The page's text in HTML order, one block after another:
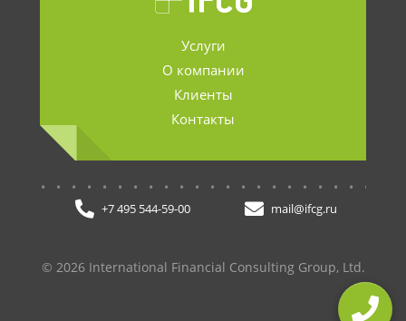
Услуги
О компании
Клиенты
Контакты
+7 495 544-59-00 mail@ifcg.ru
© 2026 International Financial Consulting Group, Ltd.